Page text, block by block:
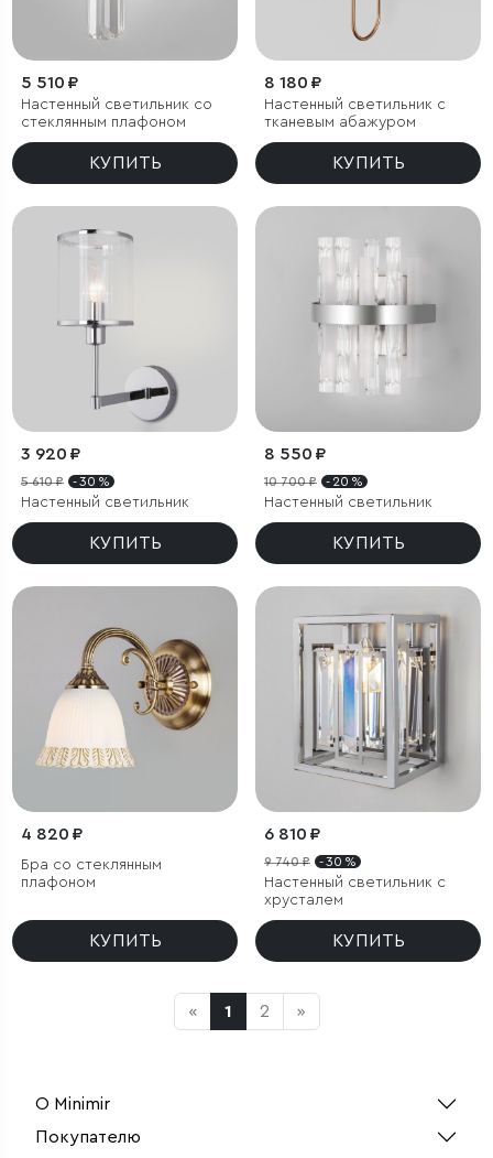
5 510 ₽
Настенный светильник со
стеклянным плафоном
КУПИТЬ
8 180 ₽
Настенный светильник с
тканевым абажуром
КУПИТЬ
3 920 ₽
5 610 ₽ - 30 %
Настенный светильник
КУПИТЬ
8 550 ₽
10 700 ₽ - 20 %
Настенный светильник
КУПИТЬ
4 820 ₽
Бра со стеклянным
плафоном
КУПИТЬ
6 810 ₽
9 740 ₽ - 30 %
Настенный светильник с
хрусталем
КУПИТЬ
« 1 2 »
О Minimir
Покупателю